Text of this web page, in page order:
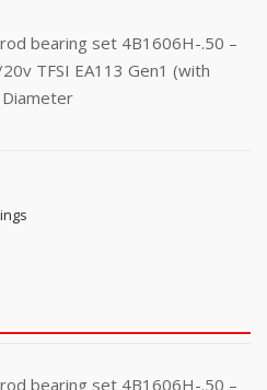
bearing set 4B1606H-.50 –
TFSI EA113 Gen1 (with
bearing set 4B1606H-.50 –